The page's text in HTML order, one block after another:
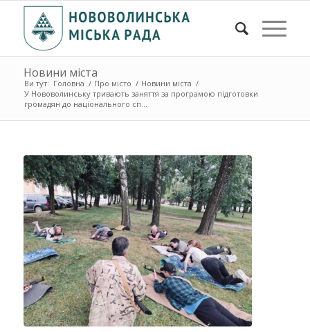
Новини міста
Ви тут: Головна / Про місто / Новини міста /
У Нововолинську тривають заняття за програмою підготовки
громадян до національного сп...